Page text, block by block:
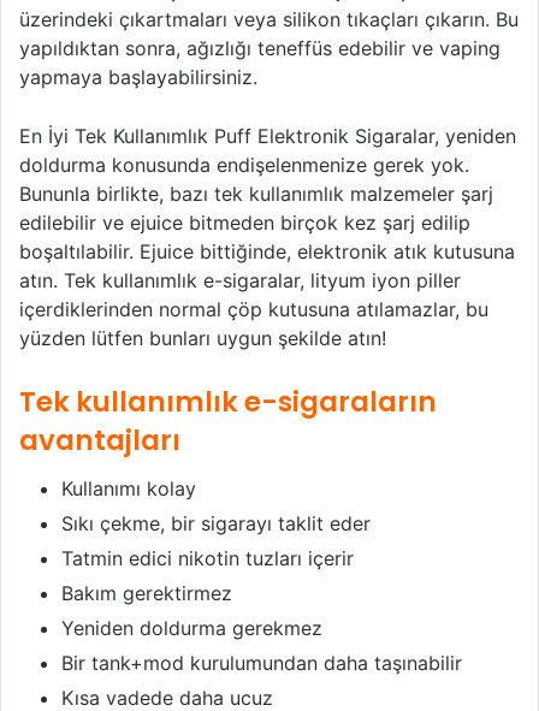
üzerindeki çıkartmaları veya silikon tıkaçları çıkarın. Bu
yapıldıktan sonra, ağızlığı teneffüs edebilir ve vaping
yapmaya başlayabilirsiniz.
En İyi Tek Kullanımlık Puff Elektronik Sigaralar, yeniden
doldurma konusunda endişelenmenize gerek yok.
Bununla birlikte, bazı tek kullanımlık malzemeler şarj
edilebilir ve ejuice bitmeden birçok kez şarj edilip
boşaltılabilir. Ejuice bittiğinde, elektronik atık kutusuna
atın. Tek kullanımlık e-sigaralar, lityum iyon piller
içerdiklerinden normal çöp kutusuna atılamazlar, bu
yüzden lütfen bunları uygun şekilde atın!
Tek kullanımlık e-sigaraların
avantajları
Kullanımı kolay
Sıkı çekme, bir sigarayı taklit eder
Tatmin edici nikotin tuzları içerir
Bakım gerektirmez
Yeniden doldurma gerekmez
Bir tank+mod kurulumundan daha taşınabilir
Kısa vadede daha ucuz